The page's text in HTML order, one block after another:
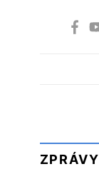
ZPRÁVY